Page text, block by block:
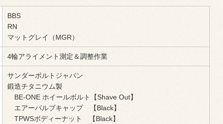
BBS
RN
マットグレイ（MGR）
4輪アライメント測定＆調整作業
サンダーボルトジャパン
鍛造チタニウム製
BE-ONE ホイールボルト【Shave Out】
エアーバルブキャップ 【Black】
TPWSボディーナット 【Black】